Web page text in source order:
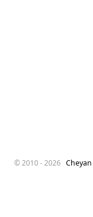
© 2010 -2026 Cheyan